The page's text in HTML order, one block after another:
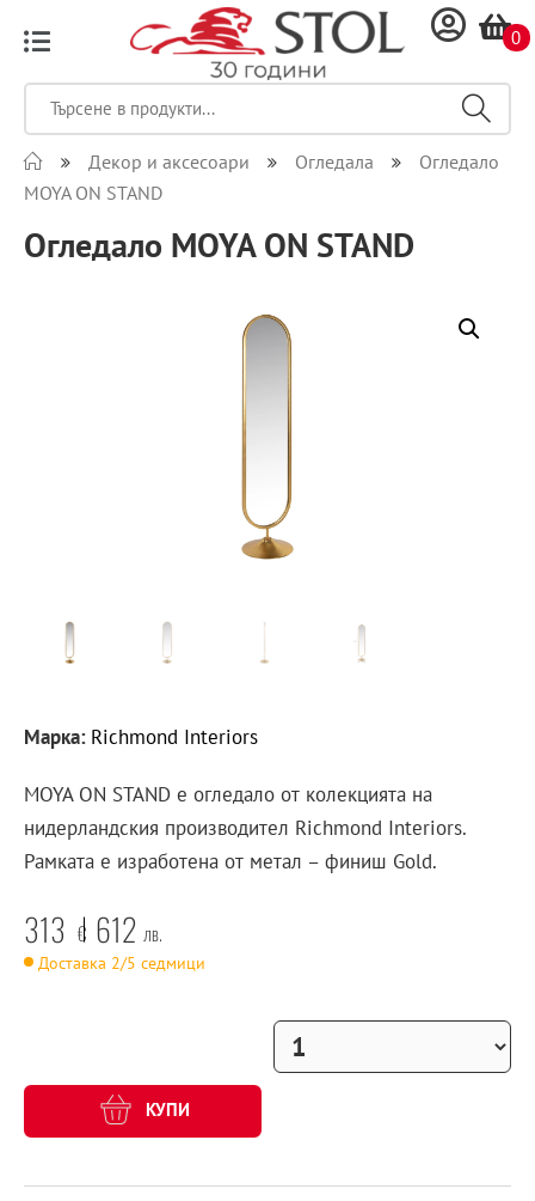
0
Декор и аксесоари Огледала
Огледало
MOYA ON STAND
Огледало MOYA ON STAND
Марка: Richmond Interiors
MOYA ON STAND е огледало от колекцията на
нидерландския производител Richmond Interiors.
Рамката е изработена от метал – финиш Gold.
313 € 612 лв.
Доставка 2/5 седмици
КУПИ